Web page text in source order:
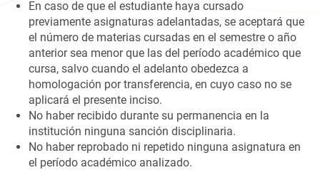
En caso de que el estudiante haya cursado
previamente asignaturas adelantadas, se aceptará que
el número de materias cursadas en el semestre o año
anterior sea menor que las del período académico que
cursa, salvo cuando el adelanto obedezca a
homologación por transferencia, en cuyo caso no se
aplicará el presente inciso.
No haber recibido durante su permanencia en la
institución ninguna sanción disciplinaria.
No haber reprobado ni repetido ninguna asignatura en
el período académico analizado.